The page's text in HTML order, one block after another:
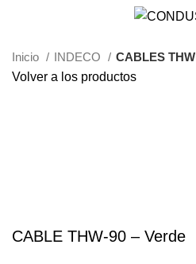
Inicio INDECO
CABLES THW
Volver a los productos
CABLE THW-90 – Verde